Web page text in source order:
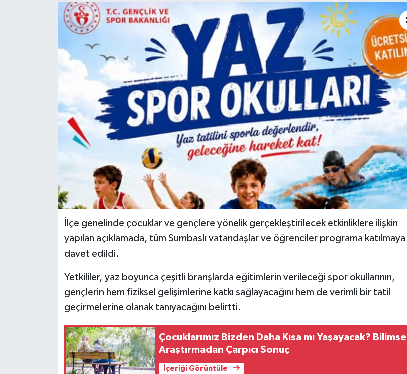
İlçe genelinde çocuklar ve gençlere yönelik gerçekleştirilecek etkinliklere ilişkin
yapılan açıklamada, tüm Sumbaslı vatandaşlar ve öğrenciler programa katılmaya
davet edildi.
Yetkililer, yaz boyunca çeşitli branşlarda eğitimlerin verileceği spor okullarının,
gençlerin hem fiziksel gelişimlerine katkı sağlayacağını hem de verimli bir tatil
geçirmelerine olanak tanıyacağını belirtti.
Çocuklarımız Bizden Daha Kısa mı Yaşayacak? Bilimsel
Araştırmadan Çarpıcı Sonuç
İçeriği Görüntüle